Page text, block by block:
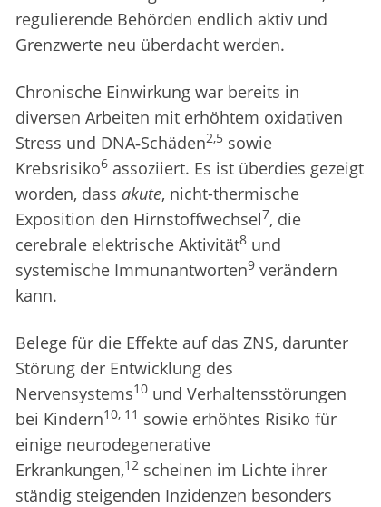
regulierende Behörden endlich aktiv und
Grenzwerte neu überdacht werden.
Chronische Einwirkung war bereits in
diversen Arbeiten mit erhöhtem oxidativen
Stress und DNA‑Schäden2,5 sowie
Krebsrisiko6 assoziiert. Es ist überdies gezeigt
worden, dass akute, nicht-thermische
Exposition den Hirnstoffwechsel7, die
cerebrale elektrische Aktivität8 und
systemische Immunantworten9 verändern
kann.
Belege für die Effekte auf das ZNS, darunter
Störung der Entwicklung des
Nervensystems10 und Verhaltensstörungen
bei Kindern10, 11 sowie erhöhtes Risiko für
einige neurodegenerative
Erkrankungen,12 scheinen im Lichte ihrer
ständig steigenden Inzidenzen besonders